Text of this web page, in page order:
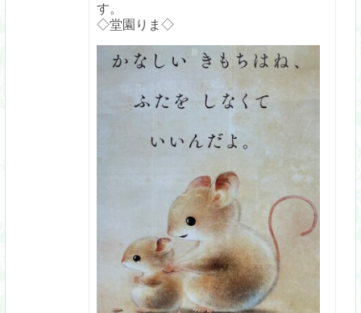
す。
◇堂園りま◇